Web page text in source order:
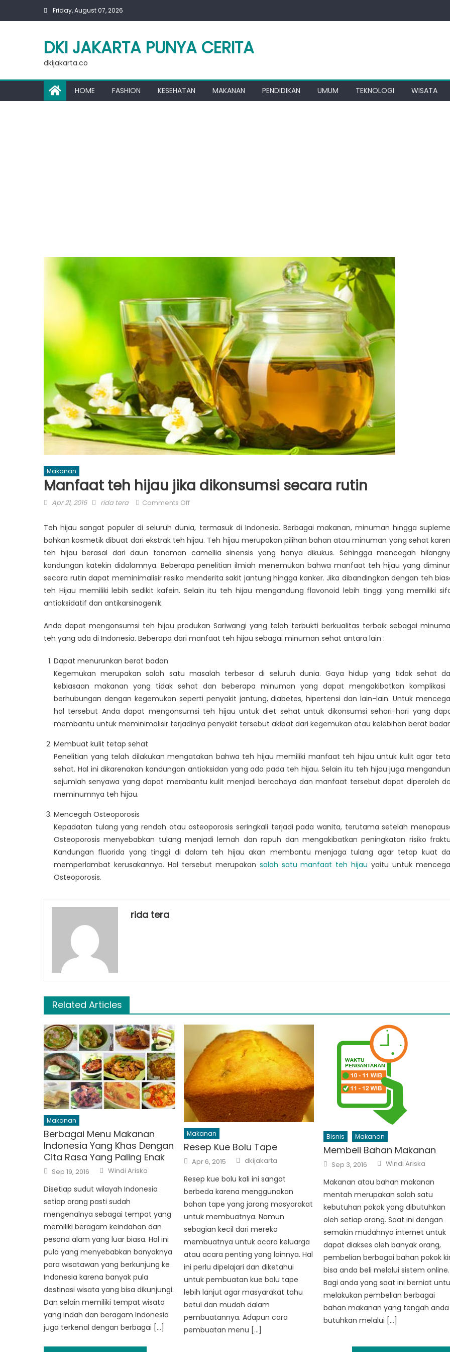
Friday, August 07, 2026
DKI JAKARTA PUNYA CERITA
dkijakarta.co
HOME FASHION KESEHATAN MAKANAN PENDIDIKAN UMUM TEKNOLOGI WISATA
Makanan
Manfaat teh hijau jika dikonsumsi secara rutin
Posted
Apr 21, 2016 Author
rida tera Comments Offon
teh
hijau
jika
secara
rutin
Teh hijau sangat populer di seluruh dunia, termasuk di Indonesia. Berbagai makanan, minuman hingga
bahkan kosmetik dibuat dari ekstrak teh hijau. Teh hijau merupakan pilihan bahan atau minuman yang sehat
teh hijau berasal dari daun tanaman camellia sinensis yang hanya dikukus. Sehingga mencegah
kandungan katekin didalamnya. Beberapa penelitian ilmiah menemukan bahwa manfaat teh hijau yang
secara rutin dapat meminimalisir resiko menderita sakit jantung hingga kanker. Jika dibandingkan dengan teh
teh Hijau memiliki lebih sedikit kafein. Selain itu teh hijau mengandung flavonoid lebih tinggi yang memiliki
antioksidatif dan antikarsinogenik.
Anda dapat mengonsumsi teh hijau produkan Sariwangi yang telah terbukti berkualitas terbaik sebagai
teh yang ada di Indonesia. Beberapa dari manfaat teh hijau sebagai minuman sehat antara lain :
Dapat menurunkan berat badan
Kegemukan merupakan salah satu masalah terbesar di seluruh dunia. Gaya hidup yang tidak sehat
kebiasaan makanan yang tidak sehat dan beberapa minuman yang dapat mengakibatkan komplikasi
berhubungan dengan kegemukan seperti penyakit jantung, diabetes, hipertensi dan lain-lain. Untuk
hal tersebut Anda dapat mengonsumsi teh hijau untuk diet sehat untuk dikonsumsi sehari-hari yang
membantu untuk meminimalisir terjadinya penyakit tersebut akibat dari kegemukan atau kelebihan berat
Membuat kulit tetap sehat
Penelitian yang telah dilakukan mengatakan bahwa teh hijau memiliki manfaat teh hijau untuk kulit agar
sehat. Hal ini dikarenakan kandungan antioksidan yang ada pada teh hijau. Selain itu teh hijau juga
sejumlah senyawa yang dapat membantu kulit menjadi bercahaya dan manfaat tersebut dapat diperoleh
meminumnya teh hijau.
Mencegah Osteoporosis
Kepadatan tulang yang rendah atau osteoporosis seringkali terjadi pada wanita, terutama setelah
Osteoporosis menyebabkan tulang menjadi lemah dan rapuh dan mengakibatkan peningkatan risiko
Kandungan fluorida yang tinggi di dalam teh hijau akan membantu menjaga tulang agar tetap kuat
memperlambat kerusakannya. Hal tersebut merupakan salah satu manfaat teh hijau yaitu untuk
Osteoporosis.
rida tera
Related Articles
Makanan
Berbagai Menu Makanan
Indonesia Yang Khas Dengan
Cita Rasa Yang Paling Enak
Posted
on
Sep 19, 2016 Author
Windi Ariska
Disetiap sudut wilayah Indonesia
setiap orang pasti sudah
mengenalnya sebagai tempat yang
memiliki beragam keindahan dan
pesona alam yang luar biasa. Hal ini
pula yang menyebabkan banyaknya
para wisatawan yang berkunjung ke
Indonesia karena banyak pula
destinasi wisata yang bisa dikunjungi.
Dan selain memiliki tempat wisata
yang indah dan beragam Indonesia
juga terkenal dengan berbagai […]
Makanan
Resep Kue Bolu Tape
Posted
on
Apr 6, 2015 Author
dkijakarta
Resep kue bolu kali ini sangat
berbeda karena menggunakan
bahan tape yang jarang masyarakat
untuk membuatnya. Namun
sebagian kecil dari mereka
membuatnya untuk acara keluarga
atau acara penting yang lainnya. Hal
ini perlu dipelajari dan diketahui
untuk pembuatan kue bolu tape
lebih lanjut agar masyarakat tahu
betul dan mudah dalam
pembuatannya. Adapun cara
pembuatan menu […]
Bisnis Makanan
Membeli Bahan Makanan
Posted
on
Sep 3, 2016 Author
Windi Ariska
Makanan atau bahan makanan
mentah merupakan salah satu
kebutuhan pokok yang dibutuhkan
oleh setiap orang. Saat ini dengan
semakin mudahnya internet untuk
dapat diakses oleh banyak orang,
pembelian berbagai bahan pokok
bisa anda beli melalui sistem online.
Bagi anda yang saat ini berniat
melakukan pembelian berbagai
bahan makanan yang tengah anda
butuhkan melalui […]